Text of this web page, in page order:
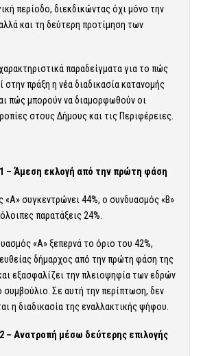
περίοδο, διεκδικώντας όχι μόνο την
και τη δεύτερη προτίμηση των
παραδείγματα για το πώς
στην πράξη η νέα διαδικασία κατανομής
πώς μπορούν να διαμορφωθούν οι
στους Δήμους και τις Περιφέρειες.
– Άμεση εκλογή από την πρώτη φάση
«Α» συγκεντρώνει 44%, ο συνδυασμός «Β»
παρατάξεις 24%.
«Α» ξεπερνά το όριο του 42%,
δήμαρχος από την πρώτη φάση της
εξασφαλίζει την πλειοψηφία των εδρών
συμβούλιο. Σε αυτή την περίπτωση, δεν
η διαδικασία της εναλλακτικής ψήφου.
– Ανατροπή μέσω δεύτερης επιλογής